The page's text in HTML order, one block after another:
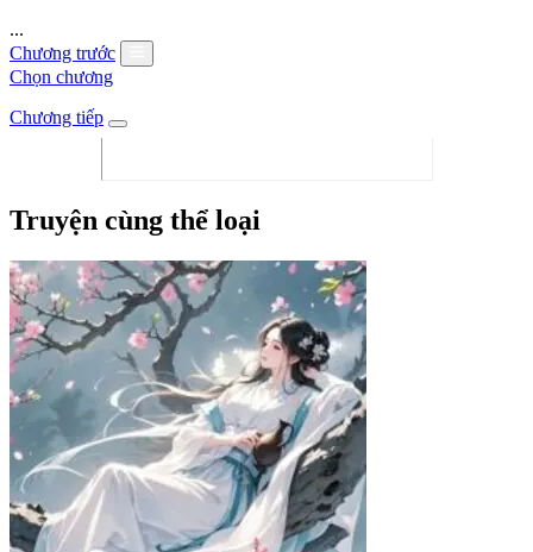
...
Chương trước
Chọn chương
Chương tiếp
Truyện cùng thể loại